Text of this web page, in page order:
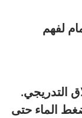
لفهم
التدريجي.
الماء حتى